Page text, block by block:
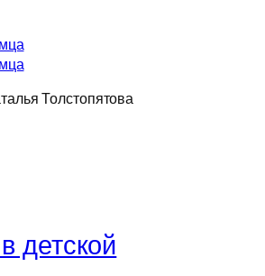
Толстопятова
детской